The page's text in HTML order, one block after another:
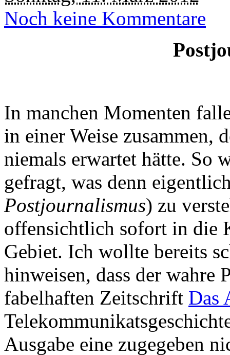
Noch keine Kommentare
In manchen Momenten
in einer Weise zusammen,
niemals erwartet hätte. So
gefragt, was denn
Postjournalismus) zu
offensichtlich sofort in die
Gebiet. Ich wollte bereits
hinweisen, dass der wahre
fabelhaften Zeitschrift Das
Ausgabe eine zugegeben